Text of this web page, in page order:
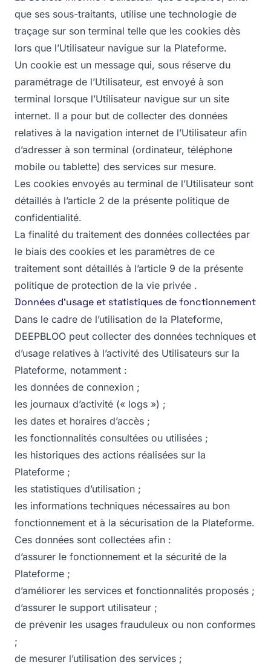
que ses sous-traitants, utilise une technologie de
traçage sur son terminal telle que les cookies dès
lors que l’Utilisateur navigue sur la Plateforme.
Un cookie est un message qui, sous réserve du
paramétrage de l’Utilisateur, est envoyé à son
terminal lorsque l’Utilisateur navigue sur un site
internet. Il a pour but de collecter des données
relatives à la navigation internet de l’Utilisateur afin
d’adresser à son terminal (ordinateur, téléphone
mobile ou tablette) des services sur mesure.
Les cookies envoyés au terminal de l’Utilisateur sont
détaillés à l’article 2 de la présente politique de
confidentialité.
La finalité du traitement des données collectées par
le biais des cookies et les paramètres de ce
traitement sont détaillés à l’article 9 de la présente
politique de protection de la vie privée .‍
Données d’usage et statistiques de fonctionnement
Dans le cadre de l’utilisation de la Plateforme,
DEEPBLOO peut collecter des données techniques et
d’usage relatives à l’activité des Utilisateurs sur la
Plateforme, notamment :
les données de connexion ;
les journaux d’activité (« logs ») ;
les dates et horaires d’accès ;
les fonctionnalités consultées ou utilisées ;
les historiques des actions réalisées sur la
Plateforme ;
les statistiques d’utilisation ;
les informations techniques nécessaires au bon
fonctionnement et à la sécurisation de la Plateforme.
Ces données sont collectées afin :
d’assurer le fonctionnement et la sécurité de la
Plateforme ;
d’améliorer les services et fonctionnalités proposés ;
d’assurer le support utilisateur ;
de prévenir les usages frauduleux ou non conformes
;
de mesurer l’utilisation des services ;